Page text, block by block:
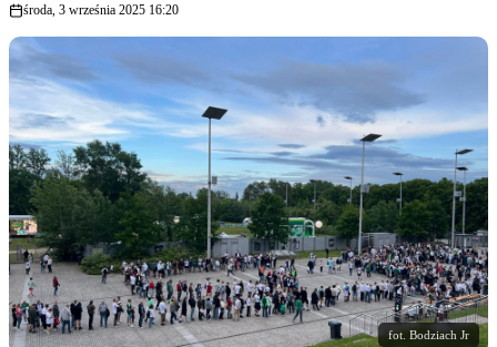
środa, 3 września 2025 16:20
fot. Bodziach Jr